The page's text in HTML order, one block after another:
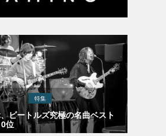
特集
ビートルズ究極の名曲ベスト
位